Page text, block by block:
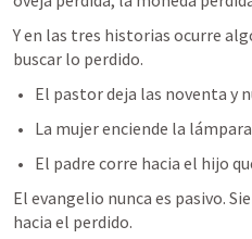
Y en las tres historias ocurre
buscar lo perdido.
El pastor deja las noventa y
La mujer enciende la
El padre corre hacia el hijo
El evangelio nunca es pasivo.
hacia el perdido.